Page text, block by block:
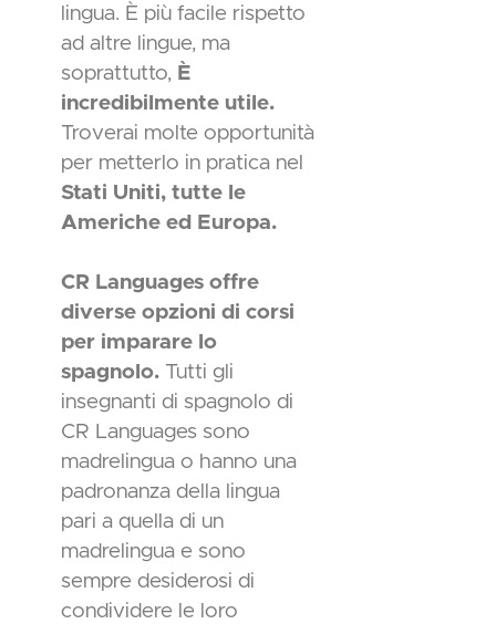
lingua. È più facile rispetto
ad altre lingue, ma
soprattutto, È
incredibilmente utile.
Troverai molte opportunità
per metterlo in pratica nel
Stati Uniti, tutte le
Americhe ed Europa.
CR Languages offre
diverse opzioni di corsi
per imparare lo
spagnolo. Tutti gli
insegnanti di spagnolo di
CR Languages sono
madrelingua o hanno una
padronanza della lingua
pari a quella di un
madrelingua e sono
sempre desiderosi di
condividere le loro